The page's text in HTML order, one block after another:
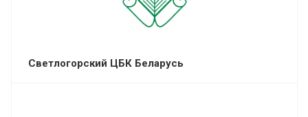
Светлогорский ЦБК Беларусь